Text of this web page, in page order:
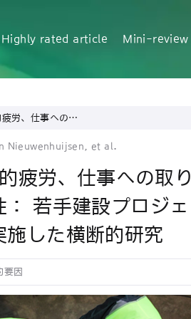
Highly rated article Mini-review
労、仕事への取
した横断的研究
Nieuwenhuijsen, et al.
疲労、仕事への取り
若手建設プロジェ
施した横断的研究
要因